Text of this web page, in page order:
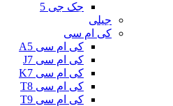
جک جی 5
جیلی
کی ام سی
کی ام سی A5
کی ام سی J7
کی ام سی K7
کی ام سی T8
کی ام سی T9